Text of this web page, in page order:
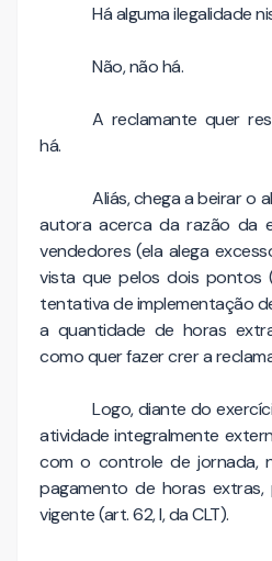
Há alguma ilegalidade
Não, não há.
A reclamante quer
há.
Aliás, chega a beirar o
autora acerca da razão da
vendedores (ela alega
vista que pelos dois pontos
tentativa de implementação
a quantidade de horas
como quer fazer crer a
Logo, diante do
atividade integralmente
com o controle de jornada,
pagamento de horas
vigente (art. 62, I, da CLT).